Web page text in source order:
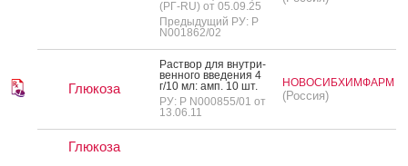
(РГ-RU) от 05.09.25
Предыдущий РУ: Р
N001862/02
Глюкоза
Рас­твор для внут­ри­
вен­но­го вве­дения 4
г/10 мл: амп. 10 шт.
РУ: Р N000855/01 от
13.06.11
НОВОСИБХИМФАРМ
(Россия)
Глюкоза